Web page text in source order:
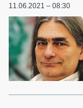
11.06.2021 – 08:30